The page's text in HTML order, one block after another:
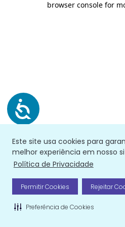
Este site usa cookies para
melhor experiência em nosso
Política de Privacidade
Permitir Cookies Rejeitar
Preferência de Cookies
browser console for